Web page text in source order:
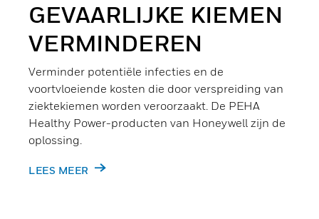
GEVAARLIJKE KIEMEN
VERMINDEREN
Verminder potentiële infecties en de
voortvloeiende kosten die door verspreiding van
ziektekiemen worden veroorzaakt. De PEHA
Healthy Power-producten van Honeywell zijn de
oplossing.
LEES MEER